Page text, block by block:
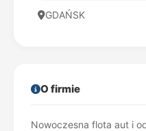
GDAŃSK
O firmie
Nowoczesna flota aut i